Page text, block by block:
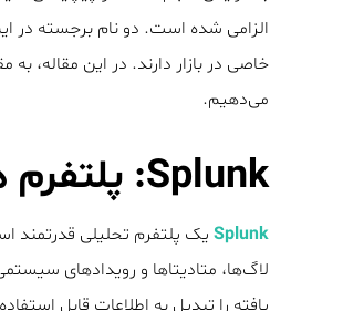
الزامی شده است. دو نام برجسته در
خاصی در بازار دارند. در این مقاله، به
می‌دهیم.
Splunk: پلتفرم هوشمند تحلیل داده‌های ماشینی
Splunk یک پلتفرم تحلیلی قدرتمند
لاگ‌ها، متادیتاها و رویدادهای
یافته را تبدیل به اطلاعات قابل